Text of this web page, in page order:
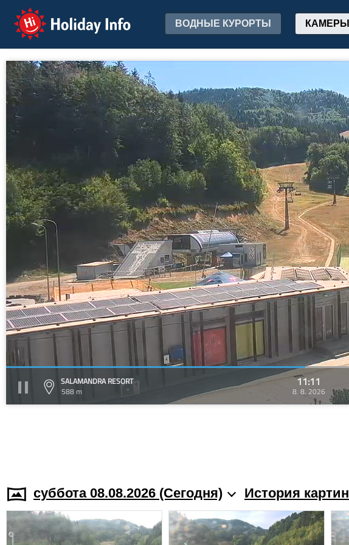
Holiday Info ВОДНЫЕ КУРОРТЫ КАМЕРЫ
SALAMANDRA RESORT
588 m
11:11
8. 8. 2026
суббота 08.08.2026 (Cегодня) История картин